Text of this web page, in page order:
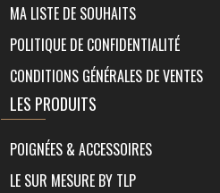
MA LISTE DE SOUHAITS
POLITIQUE DE CONFIDENTIALITÉ
CONDITIONS GÉNÉRALES DE VENTES
LES PRODUITS
POIGNÉES & ACCESSOIRES
LE SUR MESURE BY TLP